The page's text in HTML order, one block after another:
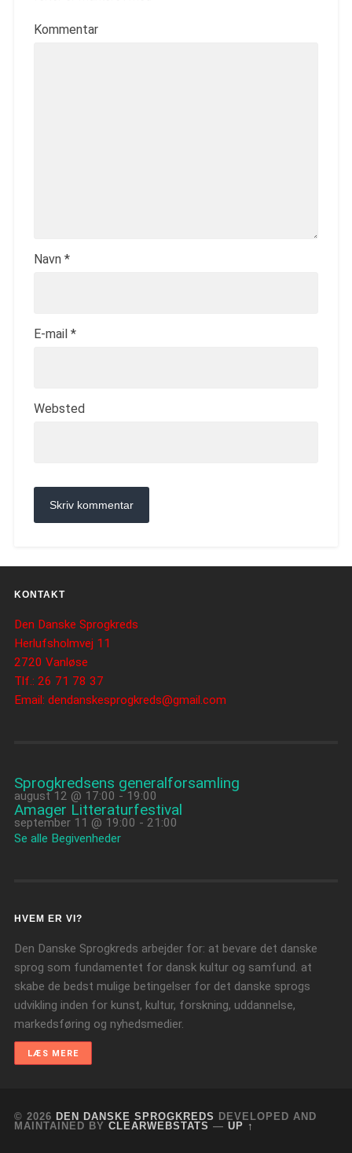
Kommentar
Navn *
E-mail *
Websted
KONTAKT
Den Danske Sprogkreds
Herlufsholmvej 11
2720 Vanløse
Tlf.: 26 71 78 37
Email: dendanskesprogkreds@gmail.com
Sprogkredsens generalforsamling
august 12 @ 17:00 - 19:00
Amager Litteraturfestival
september 11 @ 19:00 - 21:00
Se alle Begivenheder
HVEM ER VI?
Den Danske Sprogkreds arbejder for: at bevare det danske
sprog som fundamentet for dansk kultur og samfund. at
skabe de bedst mulige betingelser for det danske sprogs
udvikling inden for kunst, kultur, forskning, uddannelse,
markedsføring og nyhedsmedier.
LÆS MERE
© 2026 DEN DANSKE SPROGKREDS
DEVELOPED AND
MAINTAINED BY CLEARWEBSTATS — UP ↑